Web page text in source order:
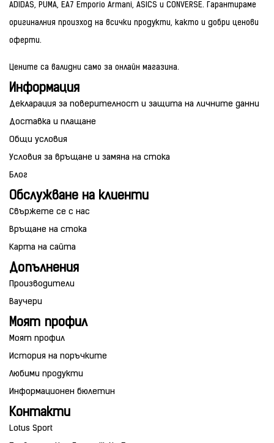
ADIDAS, PUMA, EA7 Emporio Armani, ASICS и CONVERSE. Гарантираме
оригиналния произход на всички продукти, както и добри ценови
оферти.
Цените са валидни само за онлайн магазина.
Информация
Декларация за поверителност и защита на личните данни
Доставка и плащане
Общи условия
Условия за връщане и замяна на стока
Блог
Обслужване на клиенти
Свържете се с нас
Връщане на стока
Карта на сайта
Допълнения
Производители
Ваучери
Моят профил
Моят профил
История на поръчките
Любими продукти
Информационен бюлетин
Контакти
Lotus Sport